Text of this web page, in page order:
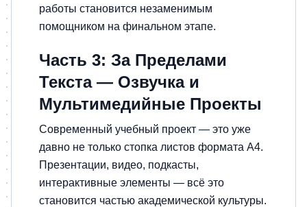
работы становится незаменимым
помощником на финальном этапе.
Часть 3: За Пределами
Текста — Озвучка и
Мультимедийные Проекты
Современный учебный проект — это уже
давно не только стопка листов формата А4.
Презентации, видео, подкасты,
интерактивные элементы — всё это
становится частью академической культуры.